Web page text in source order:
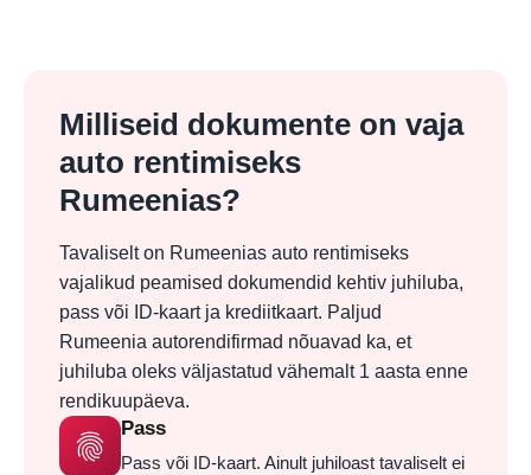
Milliseid dokumente on vaja
auto rentimiseks
Rumeenias?
Tavaliselt on Rumeenias auto rentimiseks
vajalikud peamised dokumendid kehtiv juhiluba,
pass või ID-kaart ja krediitkaart. Paljud
Rumeenia autorendifirmad nõuavad ka, et
juhiluba oleks väljastatud vähemalt 1 aasta enne
rendikuupäeva.
fingerprint
Pass
Pass või ID-kaart. Ainult juhiloast tavaliselt ei